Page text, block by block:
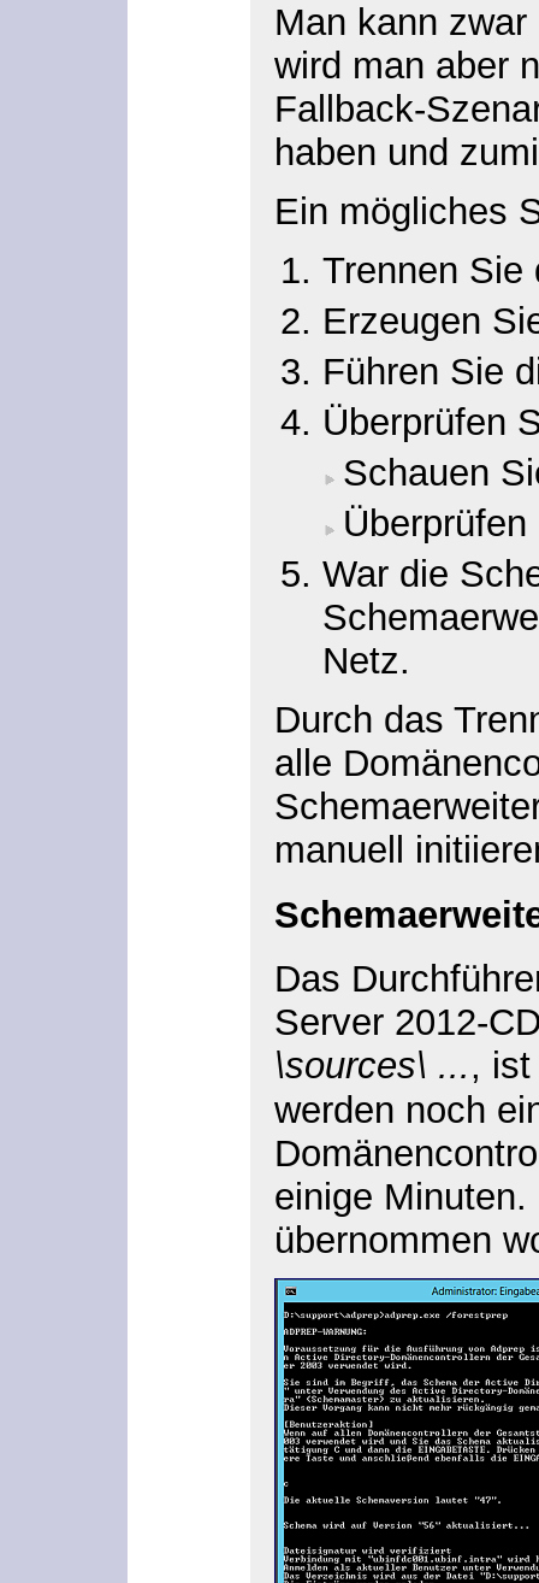
Man kann
wird man aber
Fallback-
haben und
Ein mögliches
Trennen Sie
Erzeugen
Führen Sie
Überprüfen
Schauen
War die
Netz.
Durch das
alle
manuell
Das
Server 2012-
\sources\ ...,
werden noch
einige
übernommen